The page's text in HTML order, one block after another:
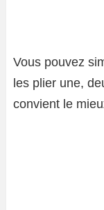
Vous pouvez
les plier une,
convient le